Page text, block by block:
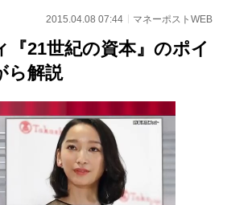
2015.04.08 07:44 マネーポストWEB
『21世紀の資本』のポイ
ら解説